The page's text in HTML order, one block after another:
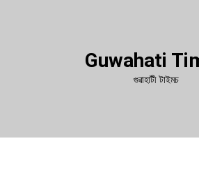
Guwahati
গুৱাহাটী টাইমচ